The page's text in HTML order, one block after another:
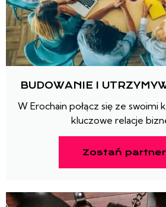
BUDOWANIE I
W Erochain połącz się ze swoimi
kluczowe relacje
Zostań